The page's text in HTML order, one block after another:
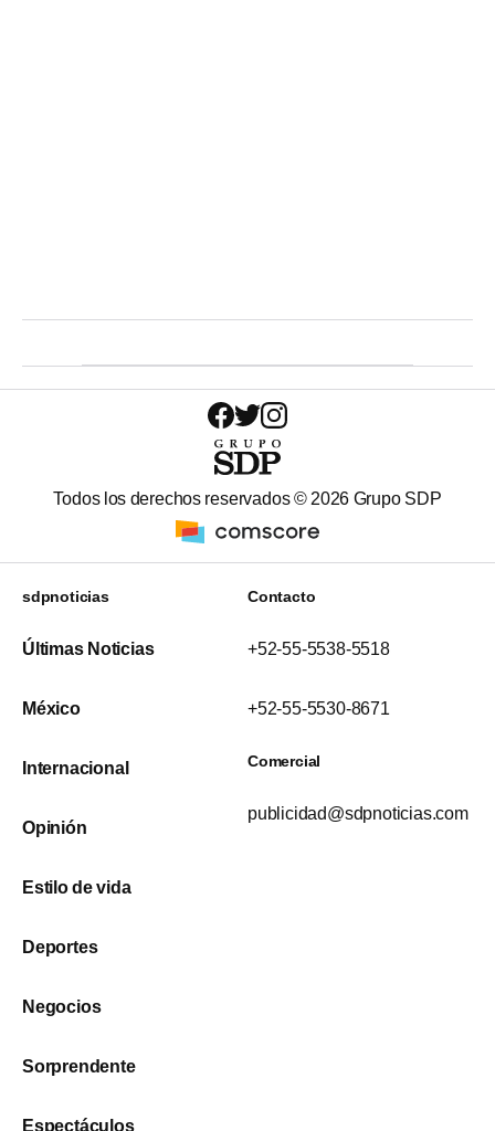
Todos los derechos reservados © 2026 Grupo SDP
sdpnoticias
Últimas Noticias
México
Internacional
Opinión
Estilo de vida
Deportes
Negocios
Sorprendente
Espectáculos
Contacto
+52-55-5538-5518
+52-55-5530-8671
Comercial
publicidad@sdpnoticias.com